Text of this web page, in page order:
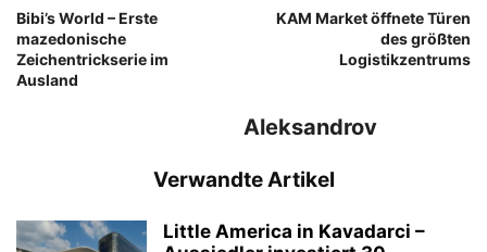
Bibi’s World – Erste
mazedonische
Zeichentrickserie im
Ausland
KAM Market öffnete Türen
des größten
Logistikzentrums
Aleksandrov
Verwandte Artikel
Little America in Kavadarci –